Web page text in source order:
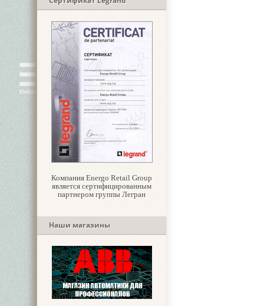
Компания Energo Retail Group
является сертифицированным
партнером группы Легран
Наши магазины